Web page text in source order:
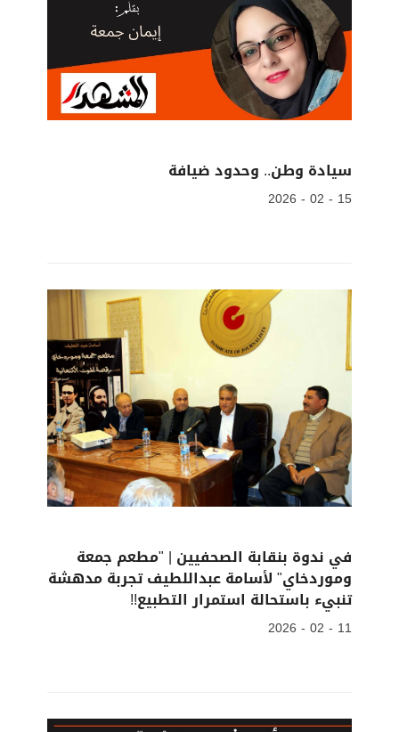
سيادة وطن.. وحدود ضيافة
15 - 02 - 2026
في ندوة بنقابة الصحفيين | "مطعم جمعة
وموردخاي" لأسامة عبداللطيف تجربة مدهشة
تنبيء باستحالة استمرار التطبيع!!
11 - 02 - 2026